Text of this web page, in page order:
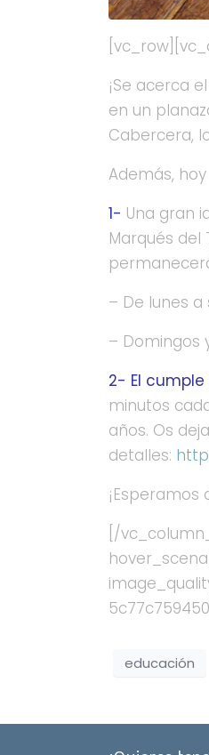
¡Se acerca
en un
Cabercera,
Además,
1- Una gran
Marqués
– De lunes a
– Domingos
2- El
minutos
años. Os
detalles:
[/
educación